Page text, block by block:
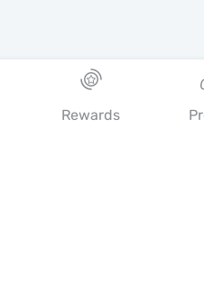
Rewards